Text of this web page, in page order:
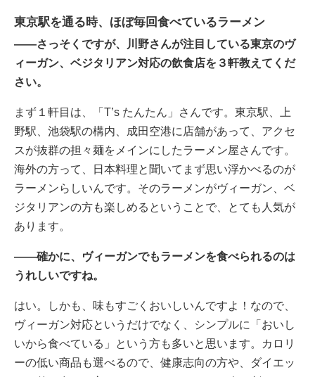
東京駅を通る時、ほぼ毎回食べているラーメン
――さっそくですが、川野さんが注目している東京のヴ
ィーガン、ベジタリアン対応の飲食店を３軒教えてくだ
さい。
まず１軒目は、「T’s たんたん」さんです。東京駅、上
野駅、池袋駅の構内、成田空港に店舗があって、アクセ
スが抜群の担々麺をメインにしたラーメン屋さんです。
海外の方って、日本料理と聞いてまず思い浮かべるのが
ラーメンらしいんです。そのラーメンがヴィーガン、ベ
ジタリアンの方も楽しめるということで、とても人気が
あります。
――確かに、ヴィーガンでもラーメンを食べられるのは
うれしいですね。
はい。しかも、味もすごくおいしいんですよ！なので、
ヴィーガン対応というだけでなく、シンプルに「おいし
いから食べている」という方も多いと思います。カロリ
ーの低い商品も選べるので、健康志向の方や、ダイエッ